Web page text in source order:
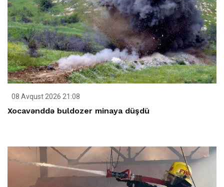
08 Avqust 2026 21:08
Xocavənddə buldozer minaya düşdü